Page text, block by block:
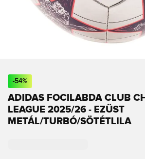
-54%
ADIDAS FOCILABDA CLUB
LEAGUE 2025/26 - EZÜST
METÁL/TURBÓ/SÖTÉTLILA